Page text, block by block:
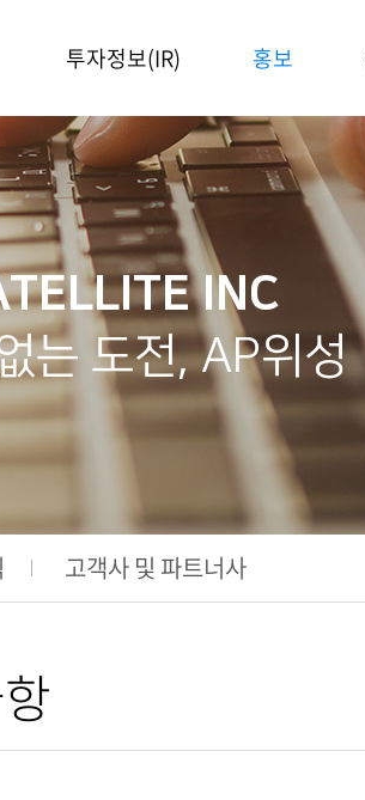
투자정보(IR)
주가정보
공시정보
IR자료실
홍보
INC
는 도전, AP위성
고객사 및 파트너사